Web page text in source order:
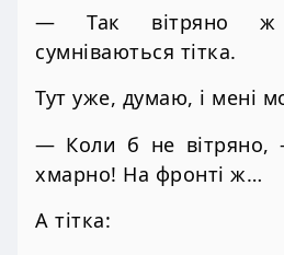
— Так вітряно
сумніваються тітка.
Тут уже, думаю, і мені
— Коли б не
хмарно! На фронті ж…
А тітка: